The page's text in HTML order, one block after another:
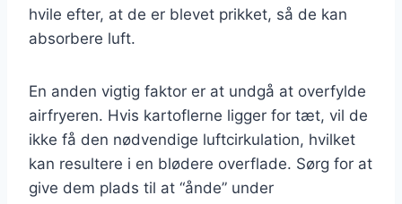
hvile efter, at de er blevet prikket, så de kan
absorbere luft.
En anden vigtig faktor er at undgå at overfylde
airfryeren. Hvis kartoflerne ligger for tæt, vil de
ikke få den nødvendige luftcirkulation, hvilket
kan resultere i en blødere overflade. Sørg for at
give dem plads til at “ånde” under